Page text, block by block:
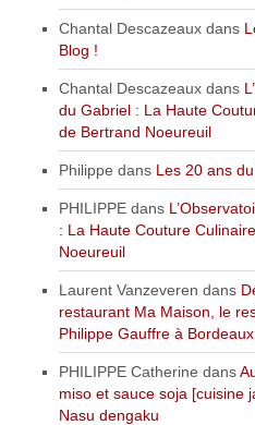
Chantal Descazeaux dans
Blog !
Chantal Descazeaux dans
du Gabriel : La Haute
de Bertrand Noeureuil
Philippe dans Les 20 ans
PHILIPPE dans
: La Haute Couture
Noeureuil
Laurent Vanzeveren dans
restaurant Ma Maison, le
Philippe Gauffre à Bordeaux
PHILIPPE Catherine dans
miso et sauce soja [cuisine
Nasu dengaku